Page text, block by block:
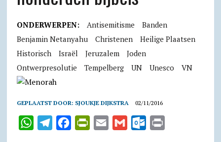
ONDERWERPEN: Antisemitisme
Banden
Benjamin Netanyahu
Christenen
Heilige Plaatsen
Historisch
Israël Jeruzalem
Joden
Ontwerpresolutie
Tempelberg UN Unesco VN
GEPLAATST DOOR: SJOUKJE DIJKSTRA 02/11/2016
W
T